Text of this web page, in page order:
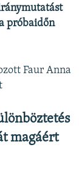
próbaidőn
Faur Anna
magáért